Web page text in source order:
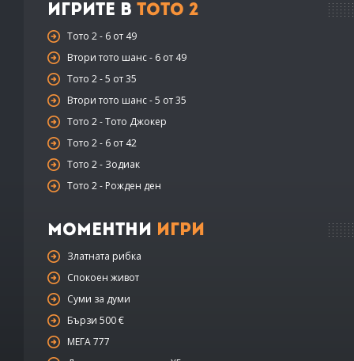
Игрите в Тото 2
Тото 2 - 6 от 49
Втори тото шанс - 6 от 49
Тото 2 - 5 от 35
Втори тото шанс - 5 от 35
Тото 2 - Тото Джокер
Тото 2 - 6 от 42
Тото 2 - Зодиак
Тото 2 - Рожден ден
Моментни Игри
Златната рибка
Спокоен живот
Суми за думи
Бързи 500 €
МЕГА 777